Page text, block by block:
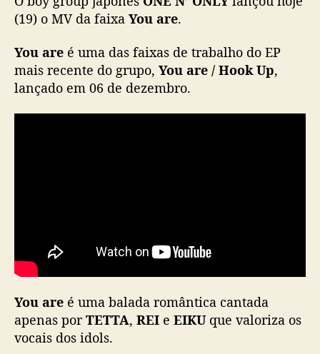
e
Y
(19) o MV da faixa You are.
You are é uma das faixas de trabalho do EP
mais recente do grupo, You are / Hook Up,
lançado em 06 de dezembro.
You are é uma balada romântica cantada
apenas porTETTA, REI e EIKUque valoriza os
vocais dos idols.